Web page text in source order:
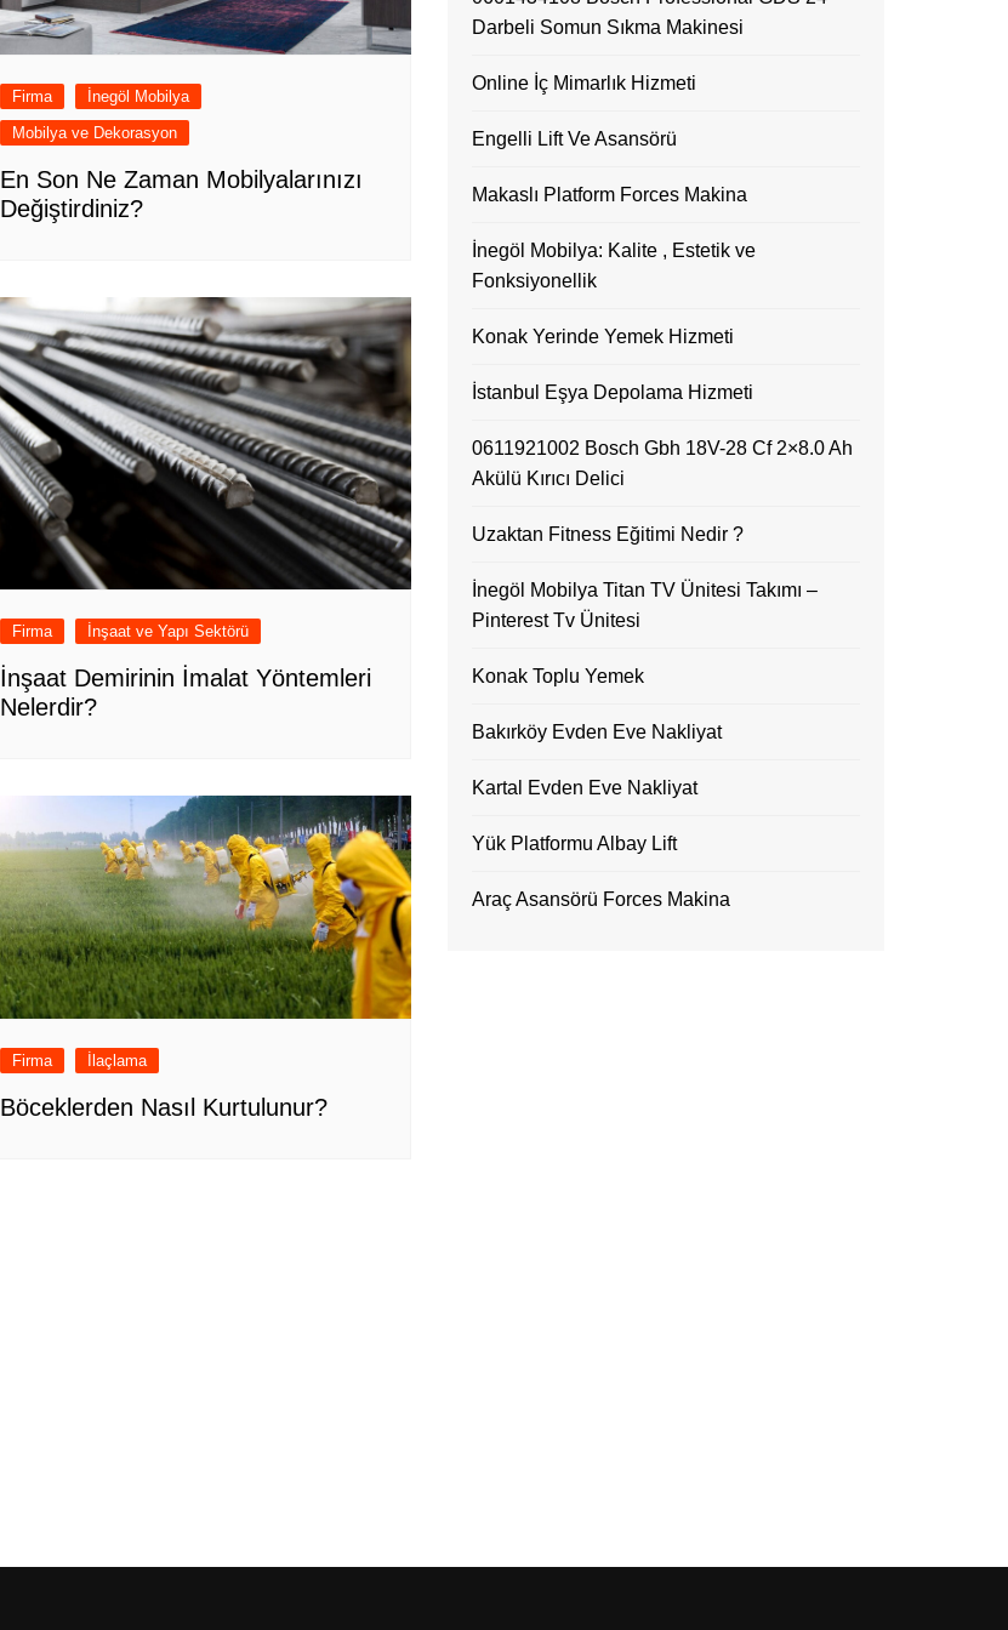
Firma
İnegöl Mobilya
Mobilya ve Dekorasyon
En Son Ne Zaman Mobilyalarınızı
Değiştirdiniz?
Firma İnşaat ve Yapı Sektörü
İnşaat Demirinin İmalat Yöntemleri
Nelerdir?
Firma İlaçlama
Böceklerden Nasıl Kurtulunur?
Darbeli Somun Sıkma Makinesi
Online İç Mimarlık Hizmeti
Engelli Lift Ve Asansörü
Makaslı Platform Forces Makina
İnegöl Mobilya: Kalite , Estetik ve
Fonksiyonellik
Konak Yerinde Yemek Hizmeti
İstanbul Eşya Depolama Hizmeti
0611921002 Bosch Gbh 18V-28 Cf 2×8.0 Ah
Akülü Kırıcı Delici
Uzaktan Fitness Eğitimi Nedir ?
İnegöl Mobilya Titan TV Ünitesi Takımı –
Pinterest Tv Ünitesi
Konak Toplu Yemek
Bakırköy Evden Eve Nakliyat
Kartal Evden Eve Nakliyat
Yük Platformu Albay Lift
Araç Asansörü Forces Makina